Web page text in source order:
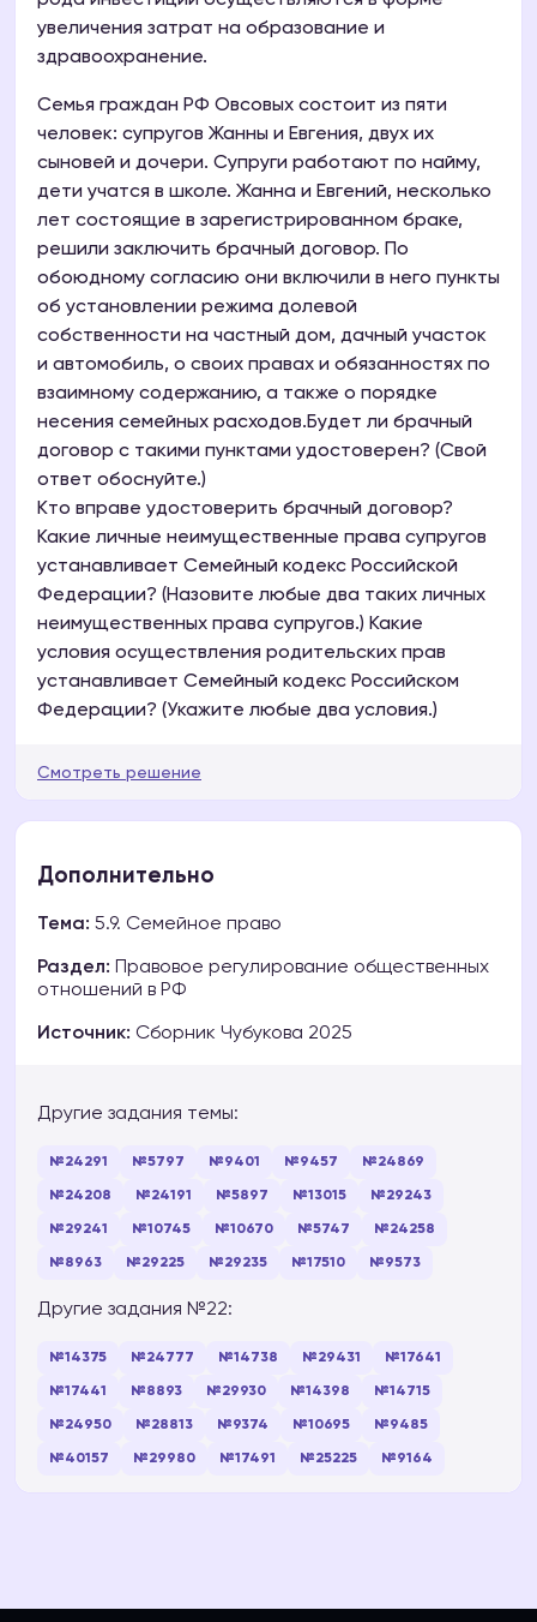
увеличения затрат на образование и
здравоохранение.
Семья граждан РФ Овсовых состоит из пяти
человек: супругов Жанны и Евгения, двух их
сыновей и дочери. Супруги работают по найму,
дети учатся в школе. Жанна и Евгений, несколько
лет состоящие в зарегистрированном браке,
решили заключить брачный договор. По
обоюдному согласию они включили в него пункты
об установлении режима долевой
собственности на частный дом, дачный участок
и автомобиль, о своих правах и обязанностях по
взаимному содержанию, а также о порядке
несения семейных расходов.Будет ли брачный
договор с такими пунктами удостоверен? (Свой
ответ обоснуйте.)
Кто вправе удостоверить брачный договор?
Какие личные неимущественные права супругов
устанавливает Семейный кодекс Российской
Федерации? (Назовите любые два таких личных
неимущественных права супругов.) Какие
условия осуществления родительских прав
устанавливает Семейный кодекс Российском
Федерации? (Укажите любые два условия.)
Смотреть решение
Дополнительно
Тема: 5.9. Семейное право
Раздел: Правовое регулирование общественных
отношений в РФ
Источник: Сборник Чубукова 2025
Другие задания темы:
№24291 №5797 №9401 №9457 №24869
№24208 №24191 №5897 №13015 №29243
№29241 №10745 №10670 №5747 №24258
№8963 №29225 №29235 №17510 №9573
Другие задания №22:
№14375 №24777 №14738 №29431 №17641
№17441 №8893 №29930 №14398 №14715
№24950 №28813 №9374 №10695 №9485
№40157 №29980 №17491 №25225 №9164